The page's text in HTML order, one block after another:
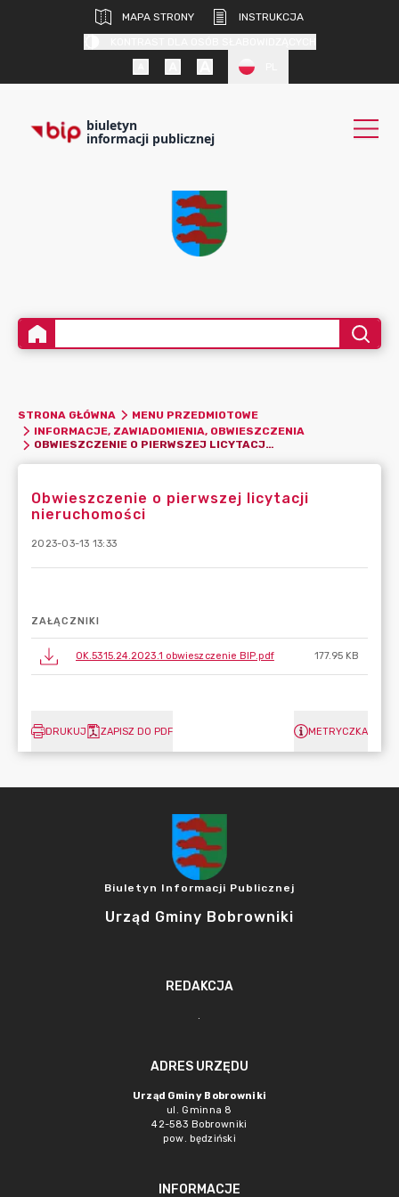
MAPA STRONY
INSTRUKCJA
biuletyn
informacji publicznej
STRONA GŁÓWNA
MENU PRZEDMIOTOWE
INFORMACJE, ZAWIADOMIENIA, OBWIESZCZENIA
OBWIESZCZENIE O PIERWSZEJ LICYTACJI NIERUCHOMOŚCI
Obwieszczenie o pierwszej licytacji
nieruchomości
2023-03-13 13:33
ZAŁĄCZNIKI
OK.5315.24.2023.1 obwieszczenie BIP.pdf 177.95 KB
DRUKUJ ZAPISZ DO PDF METRYCZKA
Biuletyn Informacji Publicznej
Urząd Gminy Bobrowniki
REDAKCJA
.
ADRES URZĘDU
Urząd Gminy Bobrowniki
ul. Gminna 8
42-583 Bobrowniki
pow. będziński
INFORMACJE